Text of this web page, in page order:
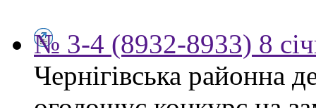
№ 3-4 (8932-8933) 8
Чернігівська районна